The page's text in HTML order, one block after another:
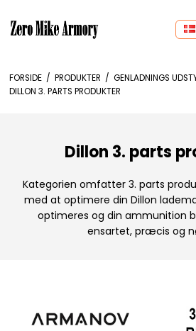
FORSIDE / PRODUKTER / GENLADNINGS
DILLON 3. PARTS PRODUKTER
Dillon 3. parts
Kategorien omfatter 3. parts
med at optimere din Dillon
optimeres og din ammunition
ensartet, præcis og